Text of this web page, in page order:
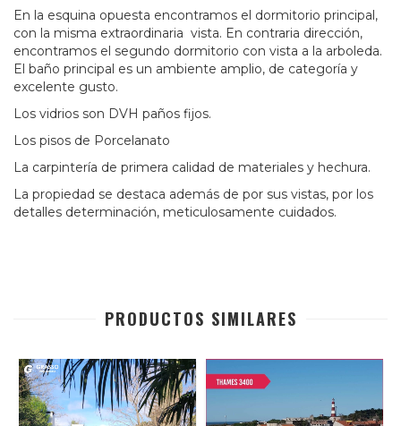
En la esquina opuesta encontramos el dormitorio principal,
con la misma extraordinaria vista. En contraria dirección,
encontramos el segundo dormitorio con vista a la arboleda.
El baño principal es un ambiente amplio, de categoría y
excelente gusto.
Los vidrios son DVH paños fijos.
Los pisos de Porcelanato
La carpintería de primera calidad de materiales y hechura.
La propiedad se destaca además de por sus vistas, por los
detalles determinación, meticulosamente cuidados.
PRODUCTOS SIMILARES